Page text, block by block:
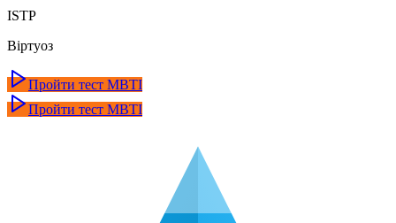
ISTP
Віртуоз
Пройти тест MBTI
Пройти тест MBTI